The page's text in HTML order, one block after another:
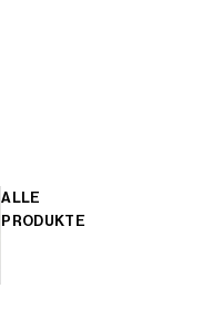
ALLE
PRODUKTE